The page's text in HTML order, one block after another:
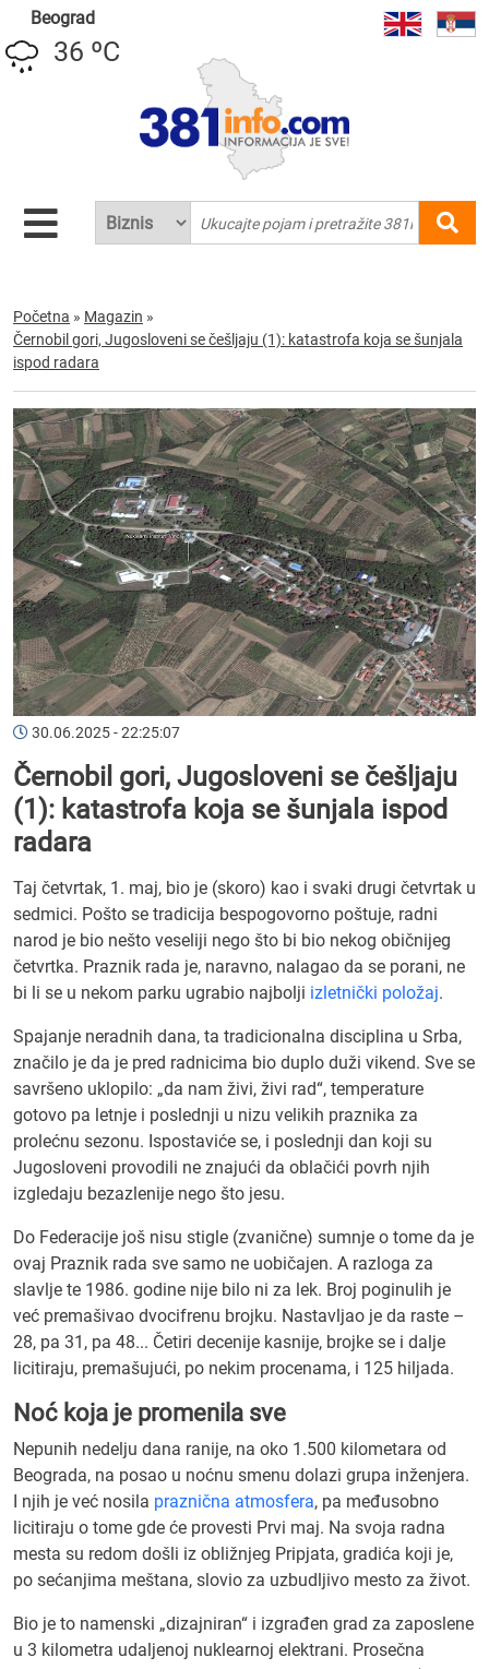
Beograd
36 ºC
Početna » Magazin »
Černobil gori, Jugosloveni se češljaju (1): katastrofa koja se šunjala
ispod radara
30.06.2025 - 22:25:07
Černobil gori, Jugosloveni se češljaju
(1): katastrofa koja se šunjala ispod
radara
Taj četvrtak, 1. maj, bio je (skoro) kao i svaki drugi četvrtak u
sedmici. Pošto se tradicija bespogovorno poštuje, radni
narod je bio nešto veseliji nego što bi bio nekog običnijeg
četvrtka. Praznik rada je, naravno, nalagao da se porani, ne
bi li se u nekom parku ugrabio najbolji izletnički položaj.
Spajanje neradnih dana, ta tradicionalna disciplina u Srba,
značilo je da je pred radnicima bio duplo duži vikend. Sve se
savršeno uklopilo: „da nam živi, živi rad“, temperature
gotovo pa letnje i poslednji u nizu velikih praznika za
prolećnu sezonu. Ispostaviće se, i poslednji dan koji su
Jugosloveni provodili ne znajući da oblačići povrh njih
izgledaju bezazlenije nego što jesu.
Do Federacije još nisu stigle (zvanične) sumnje o tome da je
ovaj Praznik rada sve samo ne uobičajen. A razloga za
slavlje te 1986. godine nije bilo ni za lek. Broj poginulih je
već premašivao dvocifrenu brojku. Nastavljao je da raste –
28, pa 31, pa 48... Četiri decenije kasnije, brojke se i dalje
licitiraju, premašujući, po nekim procenama, i 125 hiljada.
Noć koja je promenila sve
Nepunih nedelju dana ranije, na oko 1.500 kilometara od
Beograda, na posao u noćnu smenu dolazi grupa inženjera.
I njih je već nosila praznična atmosfera, pa međusobno
licitiraju o tome gde će provesti Prvi maj. Na svoja radna
mesta su redom došli iz obližnjeg Pripjata, gradića koji je,
po sećanjima meštana, slovio za uzbudljivo mesto za život.
Bio je to namenski „dizajniran“ i izgrađen grad za zaposlene
u 3 kilometra udaljenoj nuklearnoj elektrani. Prosečna